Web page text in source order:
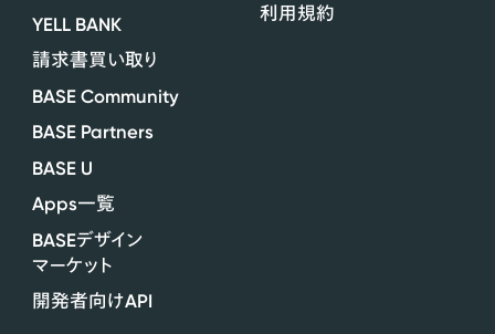
YELL BANK
請求書買い取り
BASE Community
BASE Partners
BASE U
Apps一覧
BASEデザイン
マーケット
開発者向けAPI
利用規約